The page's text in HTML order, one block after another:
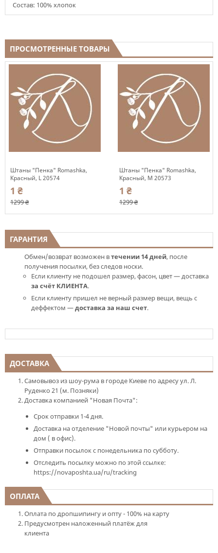
Состав: 100% хлопок
ПРОСМОТРЕННЫЕ ТОВАРЫ
Штаны "Пенка" Romashka,
Красный, L 20574
1 ₴
1299 ₴
Штаны "Пенка" Romashka,
Красный, М 20573
1 ₴
1299 ₴
ГАРАНТИЯ
Обмен/возврат возможен втечении 14 дней, после
получения посылки, без следов носки.
Если клиенту не подошел размер, фасон, цвет — доставка
за счёт КЛИЕНТА.
Если клиенту пришел не верный размер вещи, вещь с
деффектом —доставка за наш счет.
ДОСТАВКА
Самовывоз из шоу-рума в городе Киеве по адресу ул. Л.
Руденко 21 (м. Позняки)
Доставка компанией "Новая Почта":
Срок отправки 1-4 дня.
Доставка на отделение "Новой почты" или курьером на
дом ( в офис).
Отправки посылок с понедельника по субботу.
Отследить посылку можно по этой ссылке:
https://novaposhta.ua/ru/tracking
ОПЛАТА
Оплата по дропшипингу и опту - 100% на карту
Предусмотрен наложенный платёж для
клиента